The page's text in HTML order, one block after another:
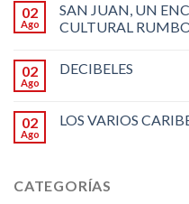
02
Ago
SAN JUAN, UN
CULTURAL
02
Ago
DECIBELES
02
Ago
LOS VARIOS
CATEGORÍAS